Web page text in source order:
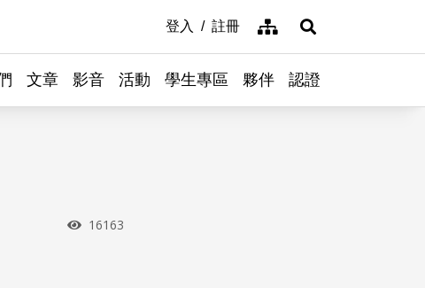
登入 註冊 網站導覽展開搜尋
文章 影音 活動 學生專區 夥伴 認證
瀏覽次數
16163